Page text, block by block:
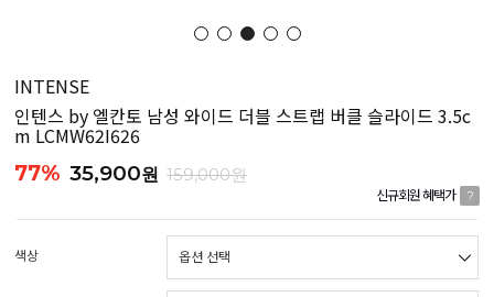
INTENSE
인텐스 by 엘칸토 남성 와이드 더블 스트랩 버클 슬라이드 3.5c
m LCMW62I626
77% 35,900원 159,000원
신규회원 혜택가 ?
색상